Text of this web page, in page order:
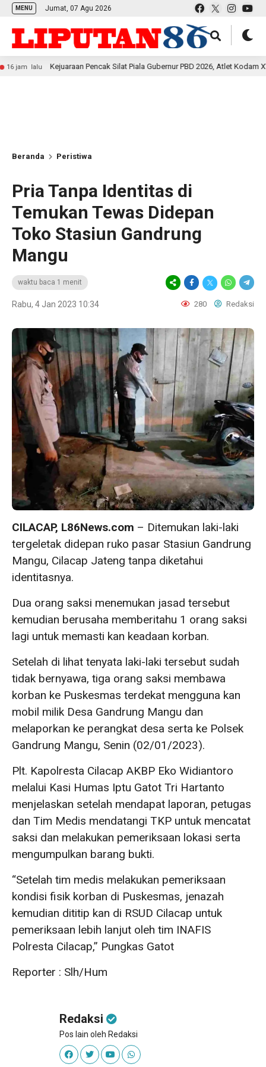
MENU Jumat, 07 Agu 2026
Kejuaraan Pencak Silat Piala Gubernur PBD 2026, Atlet Kodam XVIII
Beranda Peristiwa
Pria Tanpa Identitas di
Temukan Tewas Didepan
Toko Stasiun Gandrung
Mangu
waktu baca 1 menit
Rabu, 4 Jan 2023 10:34 280 Redaksi
CILACAP, L86News.com – Ditemukan laki-laki
tergeletak didepan ruko pasar Stasiun Gandrung
Mangu, Cilacap Jateng tanpa diketahui
identitasnya.
Dua orang saksi menemukan jasad tersebut
kemudian berusaha memberitahu 1 orang saksi
lagi untuk memasti kan keadaan korban.
Setelah di lihat tenyata laki-laki tersebut sudah
tidak bernyawa, tiga orang saksi membawa
korban ke Puskesmas terdekat mengguna kan
mobil milik Desa Gandrung Mangu dan
melaporkan ke perangkat desa serta ke Polsek
Gandrung Mangu, Senin (02/01/2023).
Plt. Kapolresta Cilacap AKBP Eko Widiantoro
melalui Kasi Humas Iptu Gatot Tri Hartanto
menjelaskan setelah mendapat laporan, petugas
dan Tim Medis mendatangi TKP untuk mencatat
saksi dan melakukan pemeriksaan lokasi serta
mengumpulkan barang bukti.
“Setelah tim medis melakukan pemeriksaan
kondisi fisik korban di Puskesmas, jenazah
kemudian dititip kan di RSUD Cilacap untuk
pemeriksaan lebih lanjut oleh tim INAFIS
Polresta Cilacap,” Pungkas Gatot
Reporter : Slh/Hum
Redaksi
Pos lain oleh Redaksi